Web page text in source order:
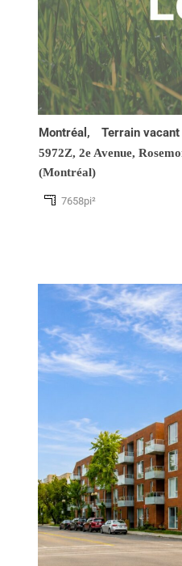
Montréal, Terrain vacant
5972Z, 2e Avenue,
(Montréal)
7658pi²